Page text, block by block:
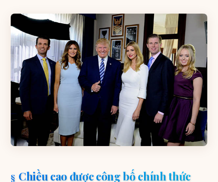
Chiều cao được công bố chính thức